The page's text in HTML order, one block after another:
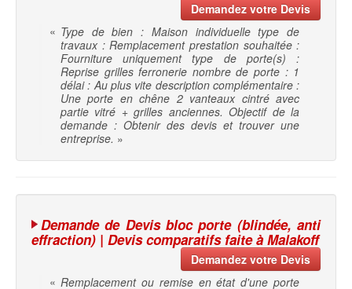
Demandez votre Devis
« Type de bien : Maison individuelle type de
travaux : Remplacement prestation souhaitée :
Fourniture uniquement type de porte(s) :
Reprise grilles ferronerie nombre de porte : 1
délai : Au plus vite description complémentaire :
Une porte en chêne 2 vanteaux cintré avec
partie vitré + grilles anciennes. Objectif de la
demande : Obtenir des devis et trouver une
entreprise. »
Demande de Devis bloc porte (blindée, anti
effraction) | Devis comparatifs faite à Malakoff
Demandez votre Devis
« Remplacement ou remise en état d'une porte